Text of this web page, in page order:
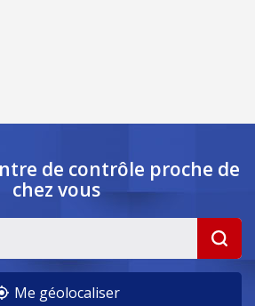
de contrôle proche de
chez vous
Me géolocaliser